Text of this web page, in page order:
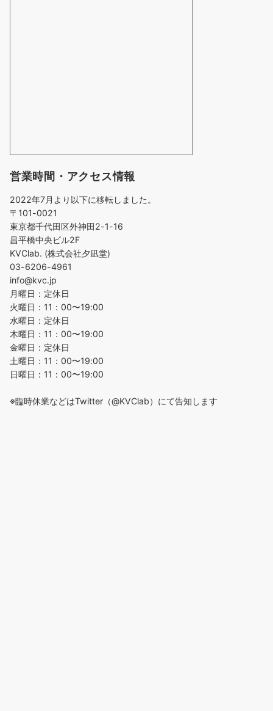
営業時間・アクセス情報
2022年7月より以下に移転しました。
〒101-0021
東京都千代田区外神田2-1-16
昌平橋中央ビル2F
KVClab. (株式会社夕凪堂)
03-6206-4961
info@kvc.jp
月曜日：定休日
火曜日：11：00〜19:00
水曜日：定休日
木曜日：11：00〜19:00
金曜日：定休日
土曜日：11：00〜19:00
日曜日：11：00〜19:00
※臨時休業などはTwitter（@KVClab）にて告知します